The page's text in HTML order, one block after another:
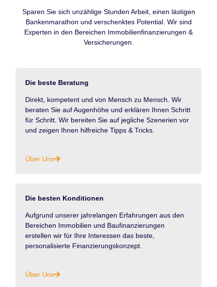
Sparen Sie sich unzählige Stunden Arbeit, einen lästigen
Bankenmarathon und verschenktes Potential. Wir sind
Experten in den Bereichen Immobilienfinanzierungen &
Versicherungen.
Die beste Beratung
Direkt, kompetent und von Mensch zu Mensch. Wir
beraten Sie auf Augenhöhe und erklären Ihnen Schritt
für Schritt. Wir bereiten Sie auf jegliche Szenerien vor
und zeigen Ihnen hilfreiche Tipps & Tricks.
Über Uns
Die besten Konditionen
Aufgrund unserer jahrelangen Erfahrungen aus den
Bereichen Immobilien und Baufinanzierungen
erstellen wir für Ihre Interessen das beste,
personalisierte Finanzierungskonzept.
Über Uns